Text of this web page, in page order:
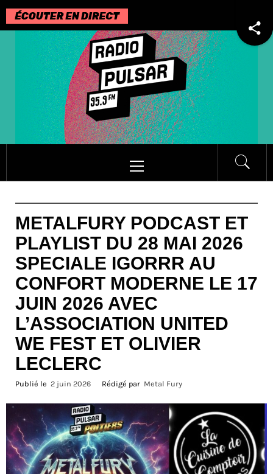
Passer
au
contenu
principal
METALFURY PODCAST ET
PLAYLIST DU 28 MAI 2026
SPECIALE IGORRR AU
CONFORT MODERNE LE 17
JUIN 2026 AVEC
L’ASSOCIATION UNITED
WE FEST ET OLIVIER
LECLERC
Publié le 2 juin 2026 Rédigé par Metal Fury